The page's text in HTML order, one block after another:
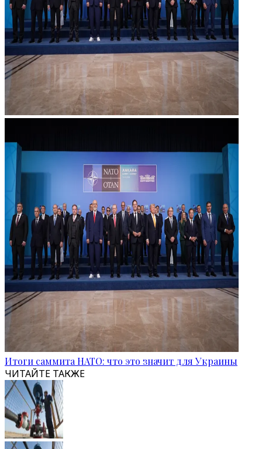
Итоги саммита НАТО: что это значит для Украины
ЧИТАЙТЕ ТАКЖЕ